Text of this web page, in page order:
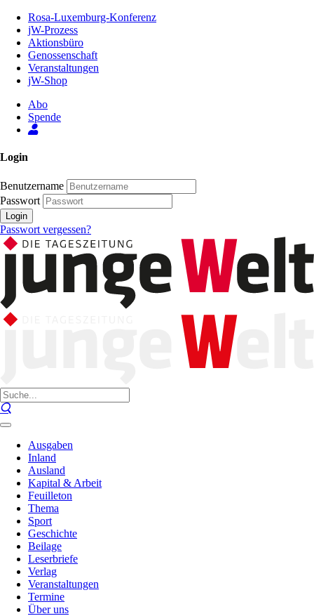
Inhalt
Seite
Rosa-Luxemburg-Konferenz
jW-Prozess
Aktionsbüro
Genossenschaft
Veranstaltungen
jW-Shop
Abo
Spende
Login
Benutzername
Passwort
Login
Passwort vergessen?
Ausgaben
Inland
Ausland
Kapital & Arbeit
Feuilleton
Thema
Sport
Geschichte
Beilage
Leserbriefe
Verlag
Veranstaltungen
Termine
Über uns